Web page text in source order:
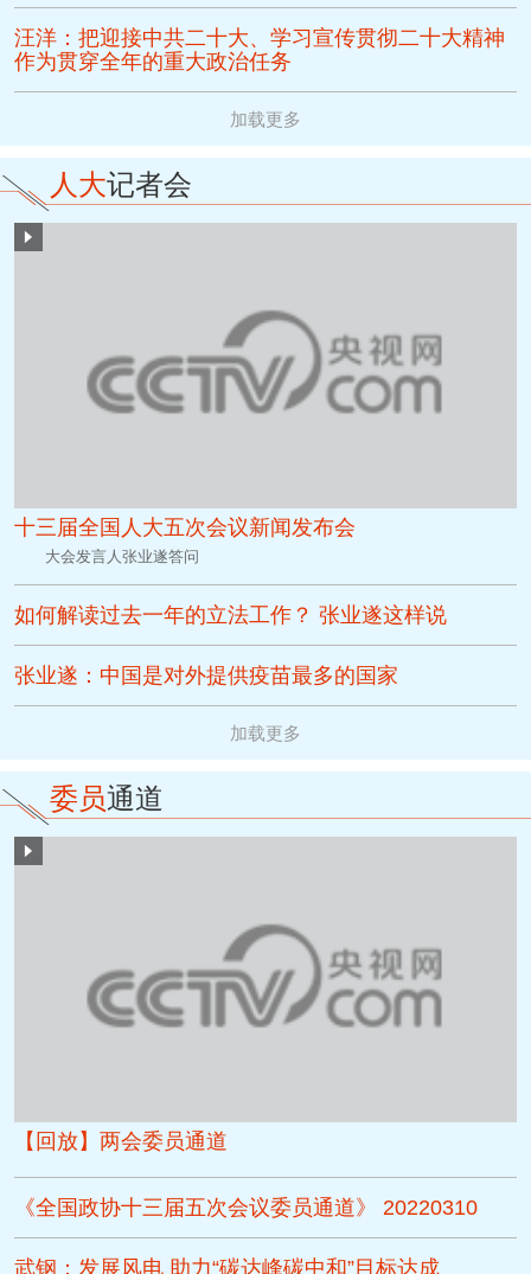
汪洋：把迎接中共二十大、学习宣传贯彻二十大精神
作为贯穿全年的重大政治任务
加载更多
人大记者会
十三届全国人大五次会议新闻发布会
大会发言人张业遂答问
如何解读过去一年的立法工作？ 张业遂这样说
张业遂：中国是对外提供疫苗最多的国家
加载更多
委员通道
【回放】两会委员通道
《全国政协十三届五次会议委员通道》 20220310
武钢：发展风电 助力“碳达峰碳中和”目标达成